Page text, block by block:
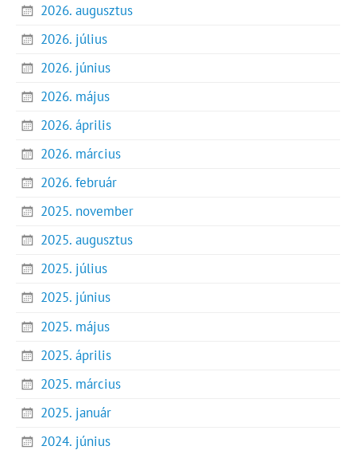
2026. augusztus
2026. július
2026. június
2026. május
2026. április
2026. március
2026. február
2025. november
2025. augusztus
2025. július
2025. június
2025. május
2025. április
2025. március
2025. január
2024. június